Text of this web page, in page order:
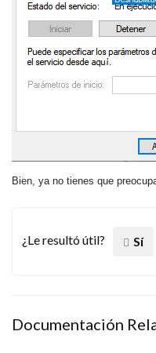
Bien, ya no tienes que
¿Le resultó útil? Sí
Documentación